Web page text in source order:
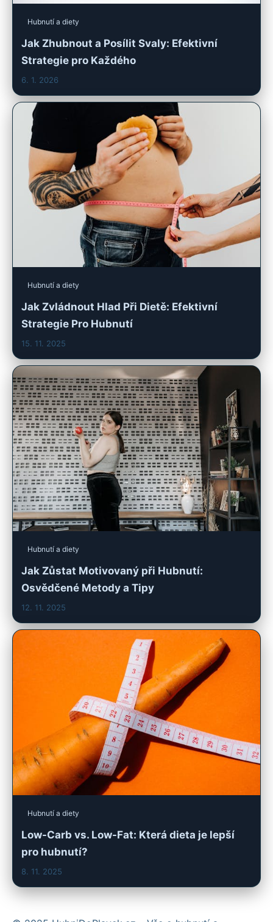
Hubnutí a diety
Jak Zhubnout a Posílit Svaly: Efektivní
Strategie pro Každého
6. 1. 2026
Hubnutí a diety
Jak Zvládnout Hlad Při Dietě: Efektivní
Strategie Pro Hubnutí
15. 11. 2025
Hubnutí a diety
Jak Zůstat Motivovaný při Hubnutí:
Osvědčené Metody a Tipy
12. 11. 2025
Hubnutí a diety
Low-Carb vs. Low-Fat: Která dieta je lepší
pro hubnutí?
8. 11. 2025